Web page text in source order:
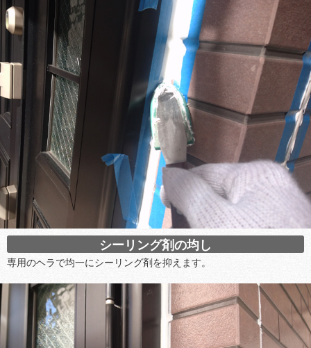
シーリング剤の均し
専用のヘラで均一にシーリング剤を抑えます。